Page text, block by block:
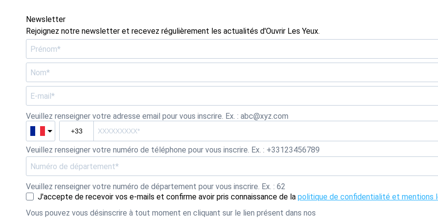
Newsletter
Rejoignez notre newsletter et recevez régulièrement les actualités d'Ouvrir Les Yeux.
Veuillez renseigner votre adresse email pour vous inscrire. Ex. : abc@xyz.com
Veuillez renseigner votre numéro de téléphone pour vous inscrire. Ex. : +33123456789
Veuillez renseigner votre numéro de département pour vous inscrire. Ex. : 62
J'accepte de recevoir vos e-mails et confirme avoir pris connaissance de la politique de confidentialité et mentions
Vous pouvez vous désinscrire à tout moment en cliquant sur le lien présent dans nos